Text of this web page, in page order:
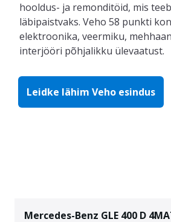
hooldus- ja remonditöid, mis teeb
läbipaistvaks. Veho 58 punkti
elektroonika, veermiku,
interjööri põhjalikku ülevaatust.
Leidke lähim Veho esindus
Mercedes-Benz GLE 400 D